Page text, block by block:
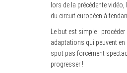
lors de la précédente
du circuit européen à
Le but est simple :
adaptations qui peuvent en
spot pas forcément
progresser !